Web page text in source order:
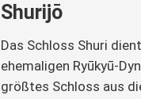
Shurijō
Das Schloss Shuri
ehemaligen Ryūkyū-
größtes Schloss aus